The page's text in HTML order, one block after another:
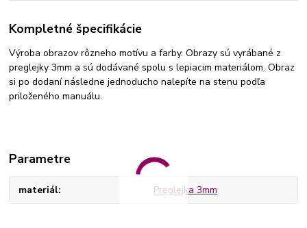
Kompletné špecifikácie
Výroba obrazov rôzneho motívu a farby. Obrazy sú vyrábané z
preglejky 3mm a sú dodávané spolu s lepiacim materiálom. Obraz
si po dodaní následne jednoducho nalepíte na stenu podľa
priloženého manuálu.
Parametre
materiál Preglejka 3mm